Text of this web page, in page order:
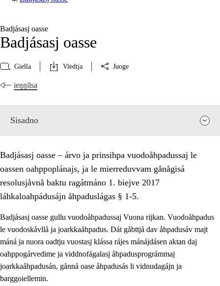
Badjásasj oasse
Badjásasj oasse
Giella Viedtja Juoge
ieŋŋilsa
Sisadno
Badjásasj oasse – árvo ja prinsihpa vuodoåhpadussaj le
oassen oahppoplánajs, ja le mierreduvvam gånågisá
resolusjåvnå baktu ragátmáno 1. biejve 2017
láhkaloahpádusájn åhpaduslágas § 1-5.
Badjásasj oasse gullu vuodoåhpadussaj Vuona rijkan. Vuodoåhpadus
le vuodoskåvllå ja joarkkaåhpadus. Dát gåbttjå dav åhpadusáv majt
máná ja nuora oadtju vuostasj klássa rájes mánájdásen aktan daj
oahppogárvedime ja viddnofágalasj åhpadusprográmmaj
joarkkaåhpadusán, gånnå oase åhpadusás li vidnudagájn ja
barggoiellemin.